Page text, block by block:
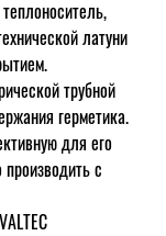
латуни
трубной
герметика.
для его
с